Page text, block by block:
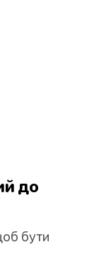
до
бути